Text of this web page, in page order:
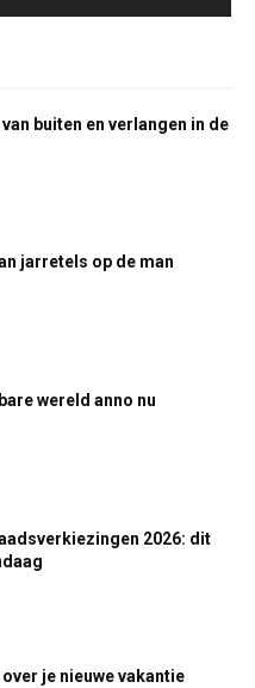
buiten en verlangen in de
jarretels op de man
wereld anno nu
2026: dit
je nieuwe vakantie